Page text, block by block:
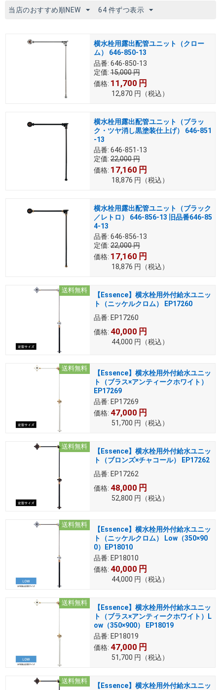
当店のおすすめ順NEW 64 件ずつ表示
横水栓用露出配管ユニット（クロー
ム） 646-850-13
品番: 646-850-13
定価: 15,000円
価格: 11,700 円
12,870 円 （税込）
横水栓用露出配管ユニット（ブラッ
ク・ツヤ消し黒塗装仕上げ） 646-851
-13
品番: 646-851-13
定価: 22,000円
価格: 17,160 円
18,876 円 （税込）
横水栓用露出配管ユニット（ブラック
／レトロ） 646-856-13 旧品番646-85
4-13
品番: 646-856-13
定価: 22,000円
価格: 17,160 円
18,876 円 （税込）
送料無料
【Essence】横水栓用外付給水ユニッ
ト（ニッケルクロム） EP17260
品番: EP17260
価格: 40,000 円
44,000 円 （税込）
送料無料
【Essence】横水栓用外付給水ユニッ
ト（ブラス×アンティークホワイト）
EP17269
品番: EP17269
価格: 47,000 円
51,700 円 （税込）
送料無料
【Essence】横水栓用外付給水ユニッ
ト（ブロンズ×チャコール） EP17262
品番: EP17262
価格: 48,000 円
52,800 円 （税込）
送料無料
【Essence】横水栓用外付給水ユニッ
ト（ニッケルクロム） Low（350×90
0）EP18010
品番: EP18010
価格: 40,000 円
44,000 円 （税込）
送料無料
【Essence】横水栓用外付給水ユニッ
ト（ブラス×アンティークホワイト）L
ow（350×900） EP18019
品番: EP18019
価格: 47,000 円
51,700 円 （税込）
送料無料
【Essence】横水栓用外付給水ユニッ